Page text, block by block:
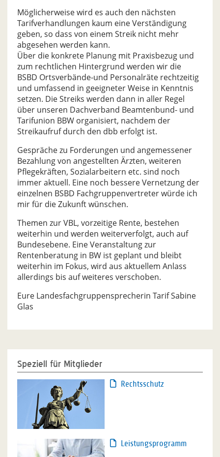
Möglicherweise wird es auch den nächsten
Tarifverhandlungen kaum eine Verständigung
geben, so dass von einem Streik nicht mehr
abgesehen werden kann.
Über die konkrete Planung mit Praxisbezug und
zum rechtlichen Hintergrund werden wir die
BSBD Ortsverbände-und Personalräte rechtzeitig
und umfassend in geeigneter Weise in Kenntnis
setzen. Die Streiks werden dann in aller Regel
über unseren Dachverband Beamtenbund- und
Tarifunion BBW organisiert, nachdem der
Streikaufruf durch den dbb erfolgt ist.
Gespräche zu Forderungen und angemessener
Bezahlung von angestellten Ärzten, weiteren
Pflegekräften, Sozialarbeitern etc. sind noch
immer aktuell. Eine noch bessere Vernetzung der
einzelnen BSBD Fachgruppenvertreter würde ich
mir für die Zukunft wünschen.
Themen zur VBL, vorzeitige Rente, bestehen
weiterhin und werden weiterverfolgt, auch auf
Bundesebene. Eine Veranstaltung zur
Rentenberatung in BW ist geplant und bleibt
weiterhin im Fokus, wird aus aktuellem Anlass
allerdings bis auf weiteres verschoben.
Eure Landesfachgruppensprecherin Tarif Sabine
Glas
Speziell für Mitglieder
Rechtsschutz
Leistungsprogramm